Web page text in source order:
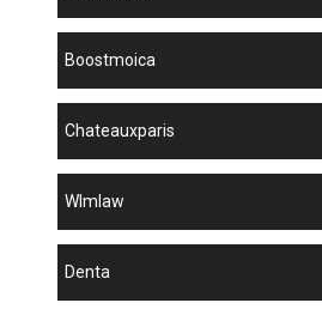
boostmoica
chateauxparis
wlmlaw
denta